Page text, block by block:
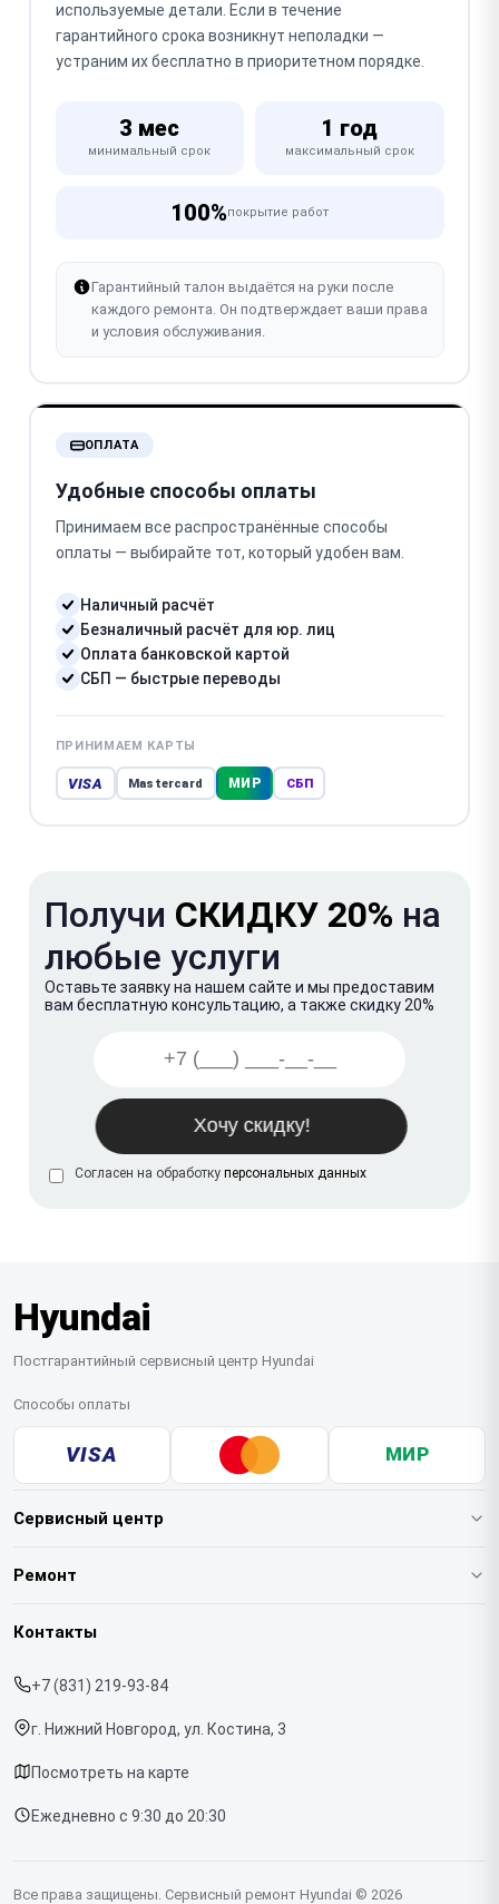
используемые детали. Если в течение
гарантийного срока возникнут неполадки —
устраним их бесплатно в приоритетном порядке.
3 мес
минимальный срок
1 год
максимальный срок
100%покрытие работ
Гарантийный талон выдаётся на руки после
каждого ремонта. Он подтверждает ваши права
и условия обслуживания.
ОПЛАТА
Удобные способы оплаты
Принимаем все распространённые способы
оплаты — выбирайте тот, который удобен вам.
Наличный расчёт
Безналичный расчёт для юр. лиц
Оплата банковской картой
СБП — быстрые переводы
ПРИНИМАЕМ КАРТЫ
VISA Mastercard МИР СБП
Получи СКИДКУ 20% на
любые услуги
Оставьте заявку на нашем сайте и мы предоставим
вам бесплатную консультацию, а также скидку 20%
Согласен на обработку персональных данных
Hyundai
Постгарантийный сервисный центр Hyundai
Способы оплаты
VISA МИР
Сервисный центр
О нашем сервисе
Срочный ремонт
Доставка и способы оплаты
Диагностика
Контакты
Ремонт
Варочных панелей
Контакты
+7 (831) 219-93-84
г. Нижний Новгород, ул. Костина, 3
Посмотреть на карте
Ежедневно с 9:30 до 20:30
Все права защищены. Сервисный ремонт Hyundai © 2026